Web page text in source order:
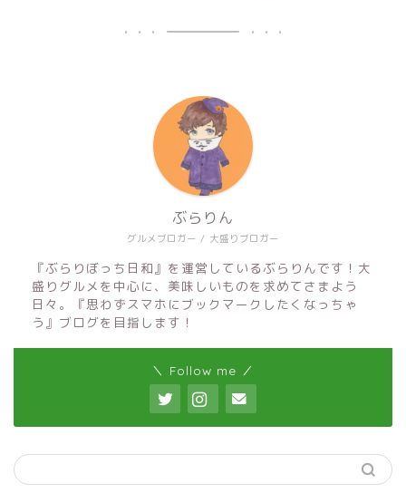
グルメブロガー / 大盛りブロガー
ぶらりん
『ぶらりぼっち日和』を運営しているぶらりんです！大
盛りグルメを中心に、美味しいものを求めてさまよう
日々。『思わずスマホにブックマークしたくなっちゃ
う』ブログを目指します！
＼ Follow me ／